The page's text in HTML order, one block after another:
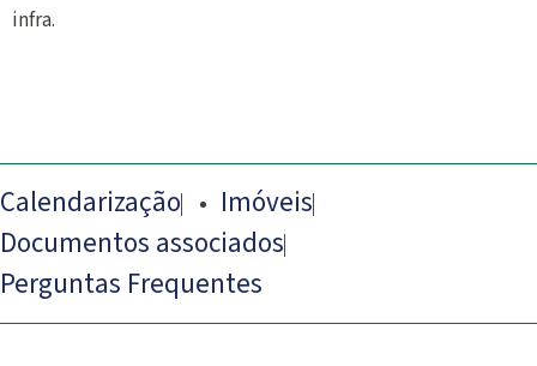
infra.
Calendarização
Imóveis
Documentos associados
Perguntas Frequentes